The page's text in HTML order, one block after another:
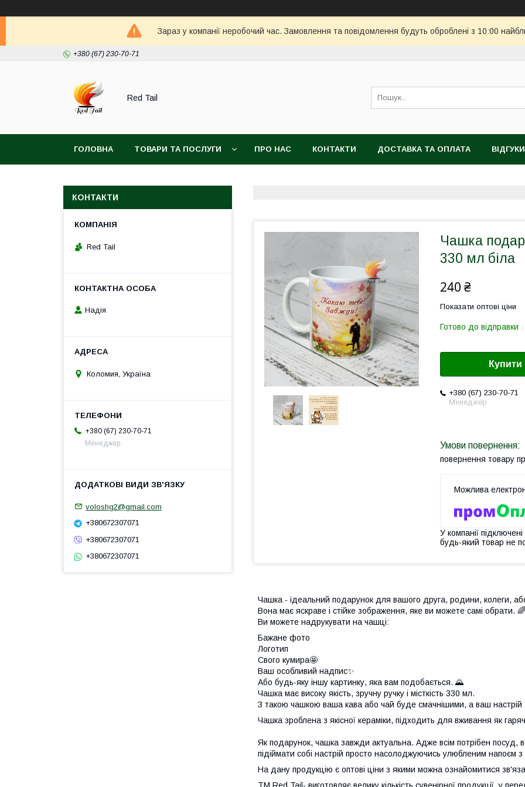
Зараз у компанії неробочий час. Замовлення та повідомлення будуть оброблені з 10:00
+380 (67) 230-70-71
Red Tail
ГОЛОВНА ТОВАРИ ТА ПОСЛУГИ ПРО НАС КОНТАКТИ ДОСТАВКА ТА ОПЛАТА ВІДГУКИ
Чашка
330 мл біла
240 ₴
Показати оптові ціни
Готово до відправки
Купити
+380 (67) 230-70-71
Менеджер
повернення товару
У компанії
будь-який товар не
Чашка - ідеальний подарунок для вашого друга, родини, колеги,
Вона має яскраве і стійке зображення, яке ви можете самі обрати. 🌈
Ви можете надрукувати на чашці:
Бажане фото
Логотип
Свого кумира🤩
Ваш особливий надпис✨
Або будь-яку іншу картинку, яка вам подобається. 🌄
Чашка має високу якість, зручну ручку і місткість 330 мл.
З такою чашкою ваша кава або чай буде смачнішими, а ваш
Чашка зроблена з якісної кераміки, підходить для вживання як
Як подарунок, чашка завжди актуальна. Адже всім потрібен посуд,
підіймати собі настрій просто насолоджуючись улюбленим напоєм з
На дану продукцію є оптові ціни з якими можна ознайомитися
ТМ Red Tail- виготовляє велику кількість сувенірної продукції, у
КОНТАКТИ
Red Tail
Надія
Коломия, Україна
+380 (67) 230-70-71
Менеджер
voloshg2@gmail.com
+380672307071
+380672307071
+380672307071